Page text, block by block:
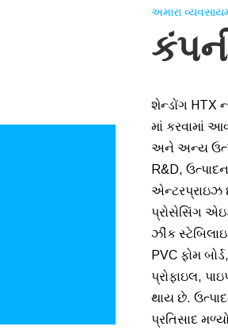
અમારા
શેન્ડોંગ HTX
માં કરવામાં
અને અન્ય
R&D,
એન્ટરપ્રાઇઝ
પ્રોસેસિંગ
ઝીંક
PVC ફોમ
પ્રોફાઇલ,
થાય છે.
પ્રતિસાદ